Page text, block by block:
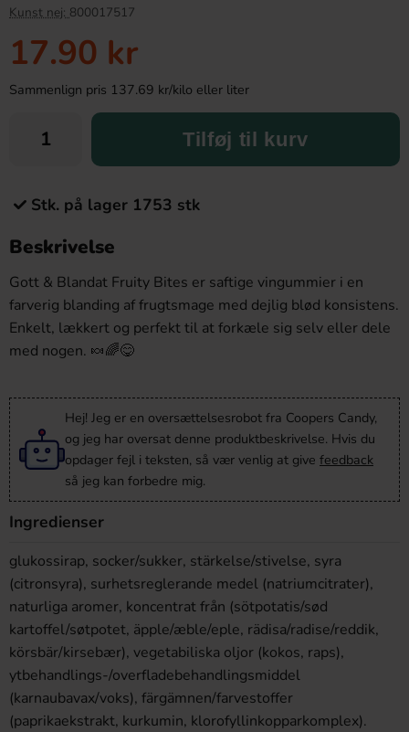
Kunst nej: 800017517
17.90 kr
Sammenlign pris 137.69 kr/kilo eller liter
Tilføj til kurv
Stk. på lager 1753 stk
Beskrivelse
Gott & Blandat Fruity Bites er saftige vingummier i en
farverig blanding af frugtsmage med dejlig blød konsistens.
Enkelt, lækkert og perfekt til at forkæle sig selv eller dele
med nogen. 🍬🌈😋
Hej! Jeg er en oversættelsesrobot fra Coopers Candy,
og jeg har oversat denne produktbeskrivelse. Hvis du
opdager fejl i teksten, så vær venlig at give feedback
så jeg kan forbedre mig.
Ingredienser
glukossirap, socker/sukker, stärkelse/stivelse, syra
(citronsyra), surhetsreglerande medel (natriumcitrater),
naturliga aromer, koncentrat från (sötpotatis/sød
kartoffel/søtpotet, äpple/æble/eple, rädisa/radise/reddik,
körsbär/kirsebær), vegetabiliska oljor (kokos, raps),
ytbehandlings-/overfladebehandlingsmiddel
(karnaubavax/voks), färgämnen/farvestoffer
(paprikaekstrakt, kurkumin, klorofyllinkopparkomplex).